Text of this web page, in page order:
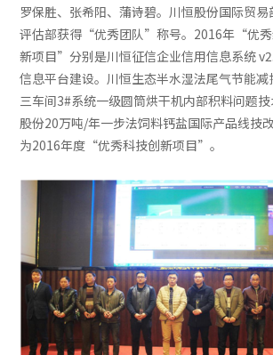
罗保胜、张希阳、蒲诗碧。川恒股份国际贸
评估部获得“优秀团队”称号。2016年“优秀
新项目”分别是川恒征信企业信用信息系统
信息平台建设。川恒生态半水湿法尾气节能
三车间3#系统一级圆筒烘干机内部积料问题
股份20万吨/年一步法饲料钙盐国际产品线技
为2016年度“优秀科技创新项目”。